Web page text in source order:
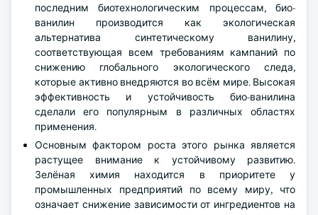
последним биотехнологическим процессам, био-
ванилин производится как экологическая
альтернатива синтетическому ванилину,
соответствующая всем требованиям кампаний по
снижению глобального экологического следа,
которые активно внедряются во всём мире. Высокая
эффективность и устойчивость био-ванилина
сделали его популярным в различных областях
применения.
Основным фактором роста этого рынка является
растущее внимание к устойчивому развитию.
Зелёная химия находится в приоритете у
промышленных предприятий по всему миру, что
означает снижение зависимости от ингредиентов на